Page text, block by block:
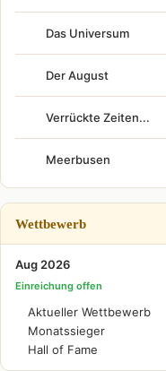
Das Universum
Der August
Verrückte Zeiten...
Meerbusen
Wettbewerb
Aug 2026
Einreichung offen
Aktueller Wettbewerb
Monatssieger
Hall of Fame